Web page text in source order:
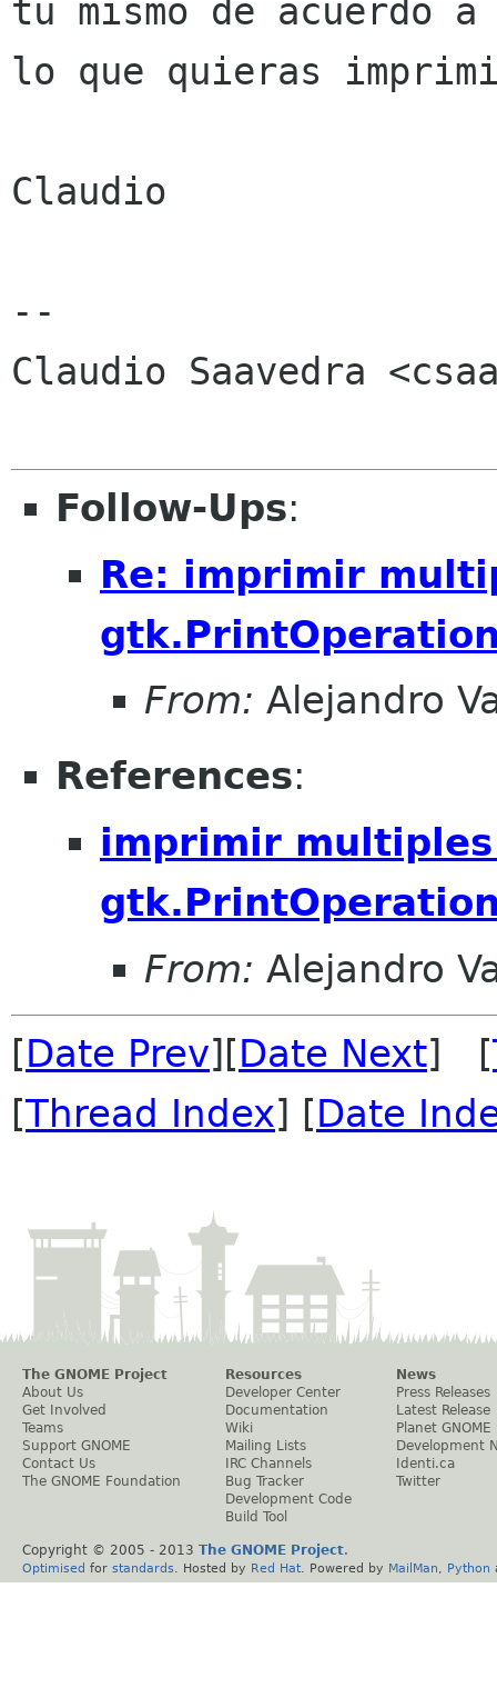
tu mismo de acuerdo a
lo que quieras
Claudio
--
Claudio Saavedra
Follow-Ups:
Re: imprimir
From: Alejandro
References:
imprimir
From: Alejandro
[Date Prev][Date Next] [
[Thread Index] [Date
The GNOME Project
About Us
Get Involved
Teams
Support GNOME
Contact Us
The GNOME Foundation
Resources
Developer Center
Documentation
Wiki
Mailing Lists
IRC Channels
Bug Tracker
Development Code
Build Tool
News
Press Releases
Latest Release
Planet GNOME
Development
Identi.ca
Twitter
Copyright © 2005 - 2013 The GNOME Project.
Optimised for standards . Hosted by Red Hat . Powered by MailMan Python